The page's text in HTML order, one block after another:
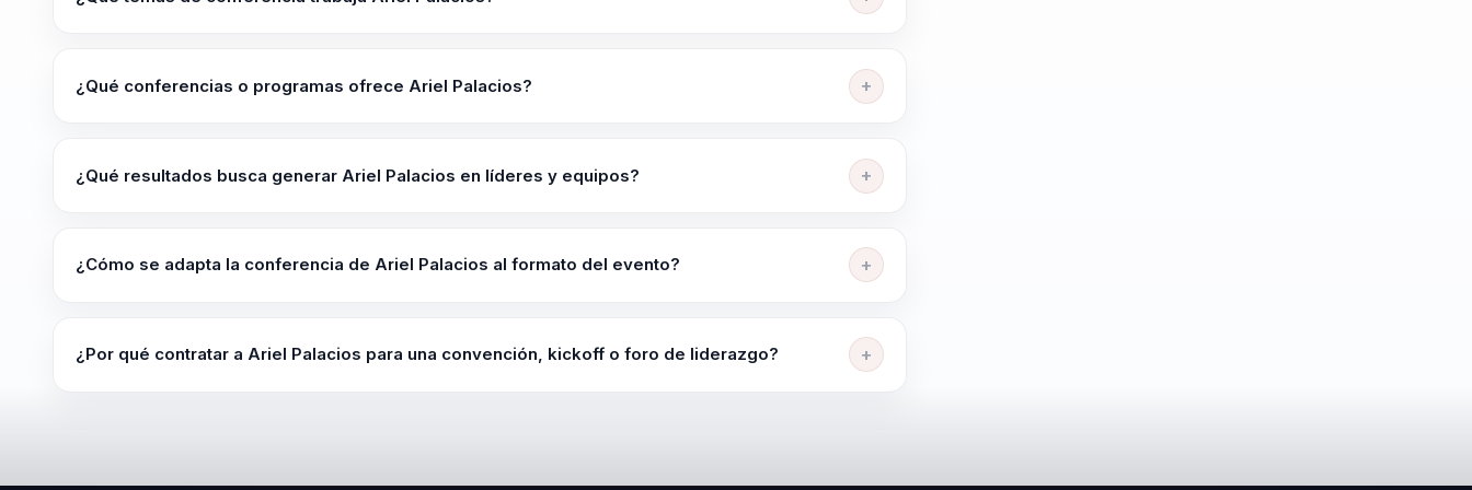
comenzando por los valores y principios que guían a la empresa. Esta visión ha sido especialmente efectiva en
personas y el éxito de la organización.
¿Qué conferencias o programas ofrece Ariel Palacios?
énfasis en que una transformación cultural verdadera debe surgir desde el interior de la organización.
¿Qué resultados busca generar Ariel Palacios en líderes y equipos?
y una conversación útil que se pueda sostener después del evento. La sesión está pensada para dejar
¿Cómo se adapta la conferencia de Ariel Palacios al formato del evento?
del evento. La sesión puede orientarse a líderes empresariales, gerentes de recursos humanos, equipos
¿Por qué contratar a Ariel Palacios para una convención, kickoff o foro de liderazgo?